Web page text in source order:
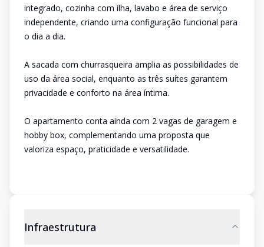
integrado, cozinha com ilha, lavabo e área de serviço
independente, criando uma configuração funcional para
o dia a dia.
A sacada com churrasqueira amplia as possibilidades de
uso da área social, enquanto as três suítes garantem
privacidade e conforto na área íntima.
O apartamento conta ainda com 2 vagas de garagem e
hobby box, complementando uma proposta que
valoriza espaço, praticidade e versatilidade.
Infraestrutura